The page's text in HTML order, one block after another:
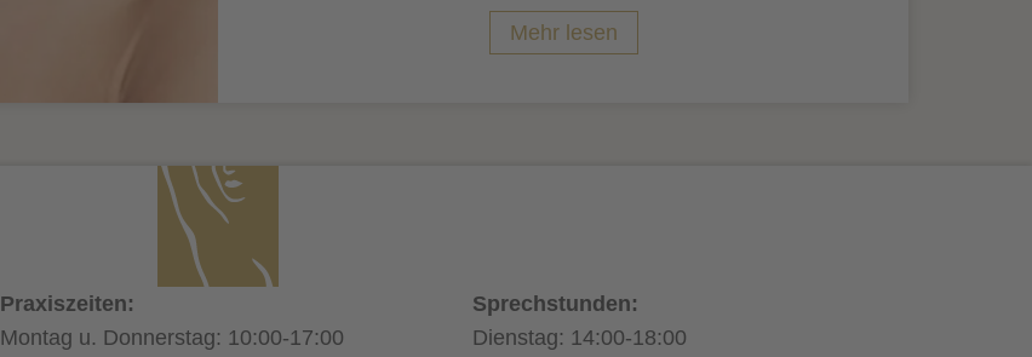
Mehr lesen
Praxiszeiten:
Montag u. Donnerstag: 10:00-17:00
Sprechstunden:
Dienstag: 14:00-18:00